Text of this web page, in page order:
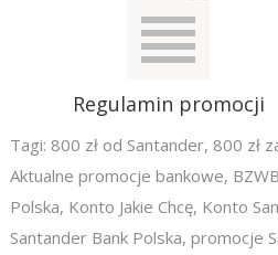
Regulamin promocji
Tagi: 800 zł od Santander, 800 zł
Aktualne promocje bankowe,
Polska, Konto Jakie Chcę, Konto
Santander Bank Polska, promocje